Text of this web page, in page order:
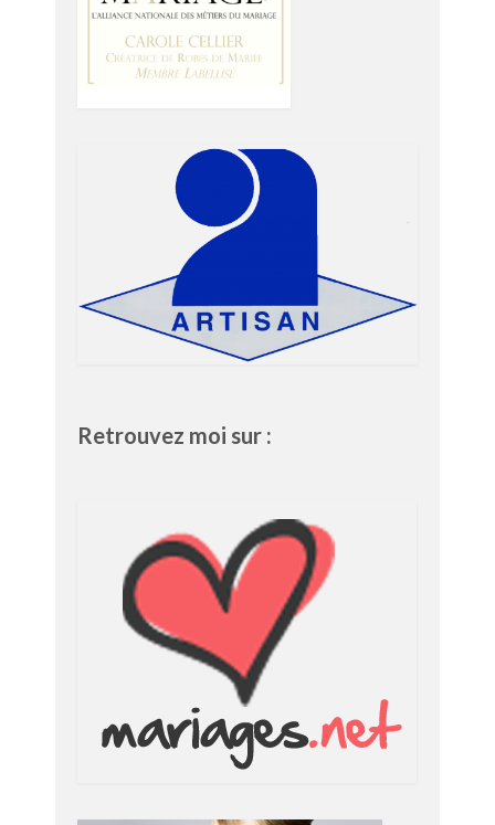
Retrouvez moi sur :